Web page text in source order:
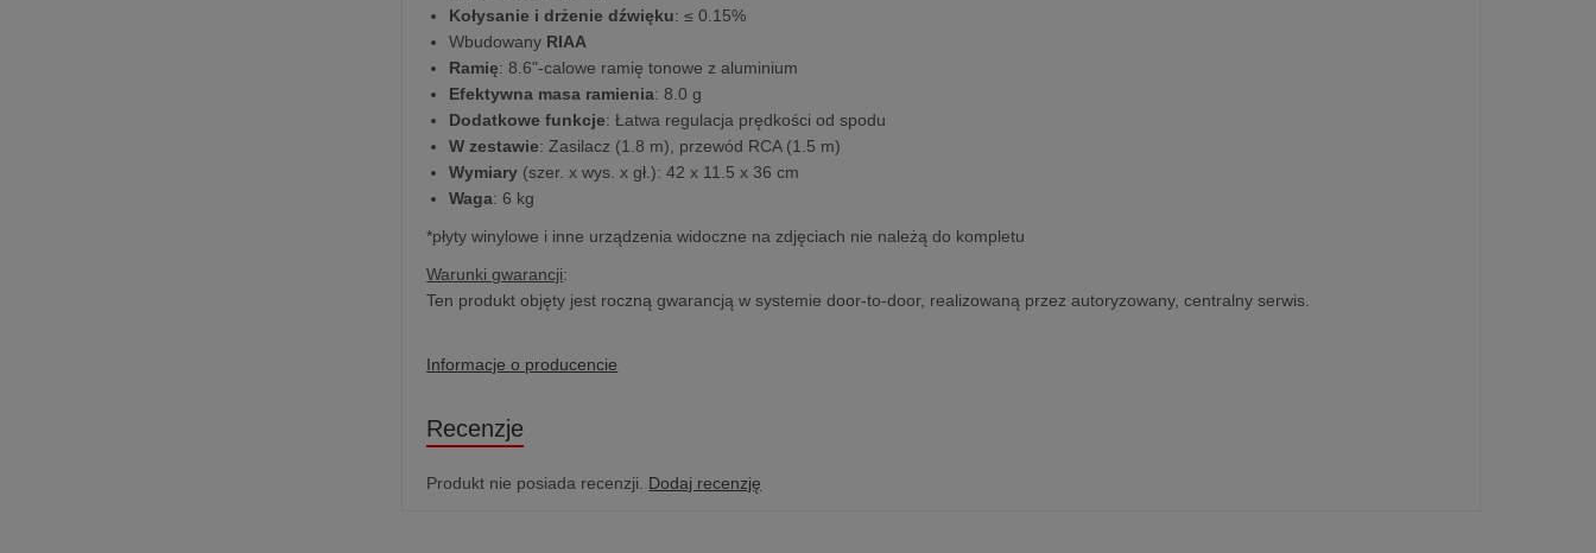
Kołysanie i drżenie dźwięku: ≤ 0.15%
Wbudowany RIAA
Ramię: 8.6"-calowe ramię tonowe z aluminium
Efektywna masa ramienia: 8.0 g
Dodatkowe funkcje: Łatwa regulacja prędkości od spodu
W zestawie: Zasilacz (1.8 m), przewód RCA (1.5 m)
Wymiary (szer. x wys. x gł.): 42 x 11.5 x 36 cm
Waga: 6 kg
*płyty winylowe i inne urządzenia widoczne na zdjęciach nie należą do kompletu
Warunki gwarancji:
Ten produkt objęty jest roczną gwarancją w systemie door-to-door, realizowaną przez autoryzowany, centralny serwis.
Informacje o producencie
Recenzje
Produkt nie posiada recenzji. Dodaj recenzję